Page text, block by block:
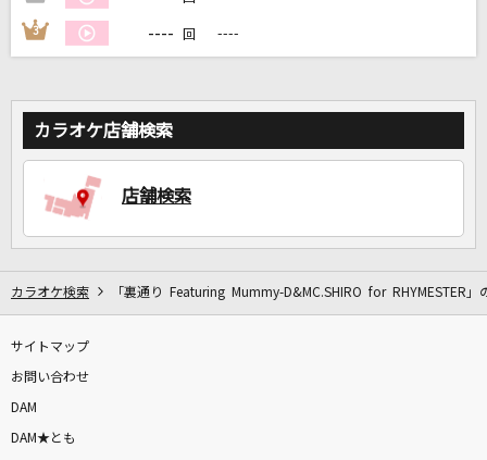
家族や友達と一緒に！練習にも！
3 ---- 回 ----
カラオケ店舗検索
店舗検索
カラオケ検索 「裏通り Featuring Mummy-D&MC.SHIRO for RHYMESTER」
サイトマップ
お問い合わせ
DAM
DAM★とも